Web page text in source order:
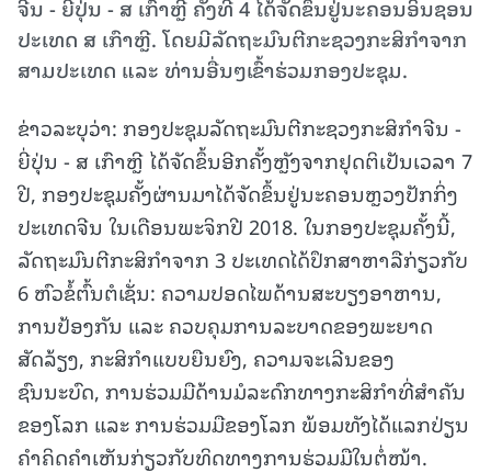
ຈີນ - ຍີ່​ປຸ່ນ - ສ ເກົາ​ຫຼີ​ ຄັ້ງ​ທີ 4 ໄດ້​ຈັດ​ຂຶ້ນ​ຢູ່​ນະ​ຄອນ​ອິນ​ຊອນ​
ປະ​ເທດ​ ສ ເກົາ​ຫຼີ. ໂດຍມີລັດ​ຖະ​ມົນ​ຕີ​ກະ​ຊວງ​ກະ​ສິ​ກຳ​ຈາກ​
ສາມ​ປະ​ເທດ ​ແລະ​ ທ່ານ​ອື່ນໆ​​ເຂົ້າ​ຮ່ວມກອງ​ປະ​ຊຸມ.
ຂ່າວລະບຸວ່າ: ກອງປະຊຸມລັດຖະມົນຕີກະຊວງກະສິກຳຈີນ -
ຍີ່ປຸ່ນ - ສ ເກົາຫຼີ ໄດ້ຈັດຂຶ້ນອີກຄັ້ງຫຼັງຈາກຢຸດຕິເປັນເວລາ 7
ປີ, ກອງປະຊຸມຄັ້ງຜ່ານມາໄດ້ຈັດຂຶ້ນຢູ່ນະຄອນຫຼວງປັກກິ່ງ
ປະເທດຈີນ ໃນເດືອນພະຈິກປີ 2018. ໃນກອງປະຊຸມຄັ້ງນີ້,
ລັດຖະມົນຕີກະສິກຳຈາກ 3 ປະເທດໄດ້ປຶກສາຫາລືກ່ຽວກັບ
6 ຫົວຂໍ້ຕົ້ນຕໍເຊັ່ນ: ຄວາມປອດໄພດ້ານສະບຽງອາຫານ,
ການປ້ອງກັນ ແລະ ຄວບຄຸມການລະບາດຂອງພະຍາດ
ສັດລ້ຽງ, ກະສິກຳແບບຍືນຍົງ, ຄວາມຈະເລີນຂອງ
ຊົນນະບົດ, ການຮ່ວມມືດ້ານມໍລະດົກທາງກະສິກຳທີ່ສຳຄັນ
ຂອງໂລກ ແລະ ການຮ່ວມມືຂອງໂລກ ພ້ອມທັງໄດ້ແລກປ່ຽນ
ຄຳຄິດຄຳເຫັນກ່ຽວກັບທິດທາງການຮ່ວມມືໃນຕໍ່ໜ້າ.